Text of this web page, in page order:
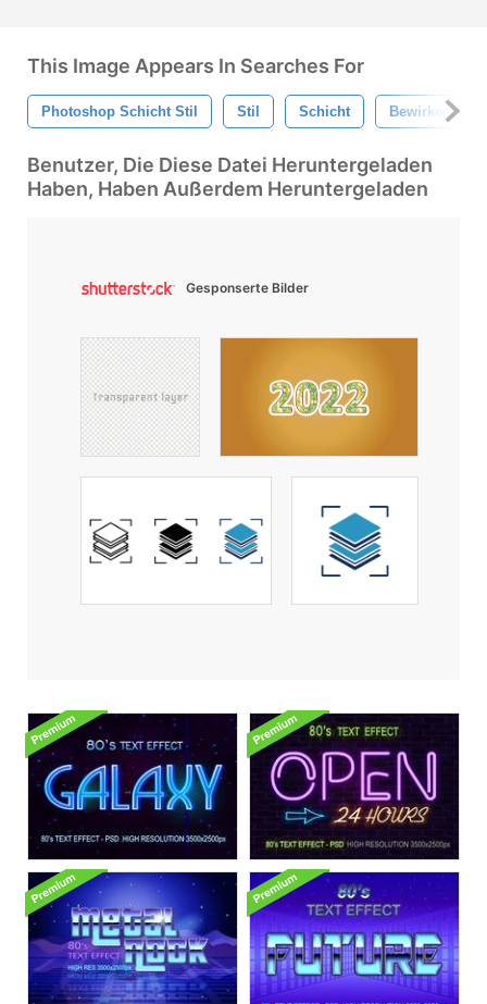
This Image Appears In Searches For
Photoshop Schicht Stil Stil Schicht Bewirken
Benutzer, Die Diese Datei Heruntergeladen
Haben, Haben Außerdem Heruntergeladen
Gesponserte Bilder